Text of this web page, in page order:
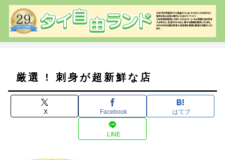
厳選 ! 刺身が超新鮮な店
X Facebook はてブ
LINE